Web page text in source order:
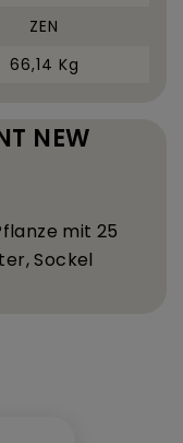
ZEN
66,14 Kg
NEW
mit 25
Sockel